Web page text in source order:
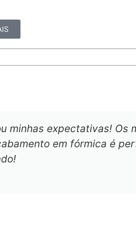
minhas expectativas! Os
em fórmica é